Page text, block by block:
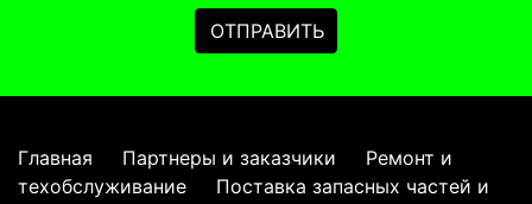
Главная Партнеры и заказчики
Ремонт и
техобслуживание
Поставка запасных частей и